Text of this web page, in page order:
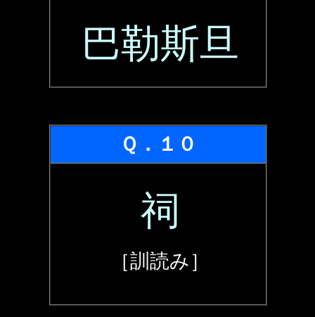
巴勒斯旦
Ｑ．１０
祠
［訓読み］